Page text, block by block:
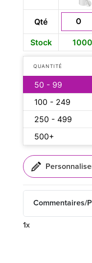
Qté
Stock
QUANTITÉ
50 - 99
100 - 249
250 - 499
500+
Commentaires/
1x